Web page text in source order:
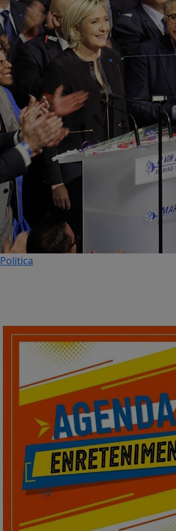
Politica